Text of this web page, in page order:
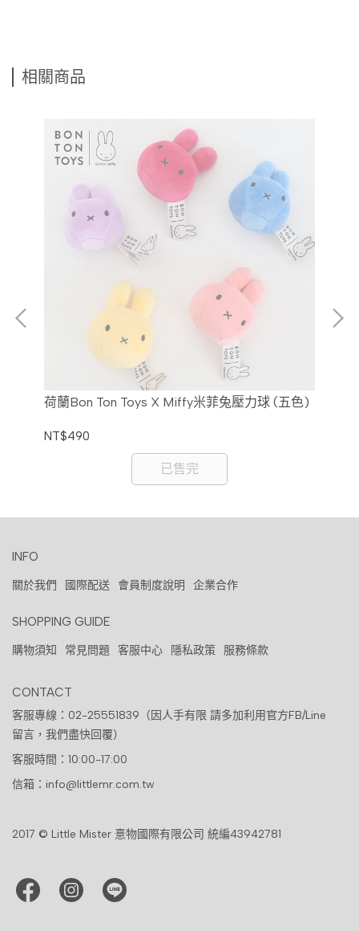
相關商品
荷蘭Bon Ton Toys X Miffy米菲兔壓力球 (五色)
NT$490
已售完
INFO
關於我們 國際配送 會員制度說明 企業合作
SHOPPING GUIDE
購物須知 常見問題 客服中心 隱私政策 服務條款
CONTACT
客服專線：02-25551839（因人手有限 請多加利用官方FB/Line
留言，我們盡快回覆）
客服時間：10:00-17:00
信箱：info@littlemr.com.tw
2017 © Little Mister 憙物國際有限公司 統編43942781